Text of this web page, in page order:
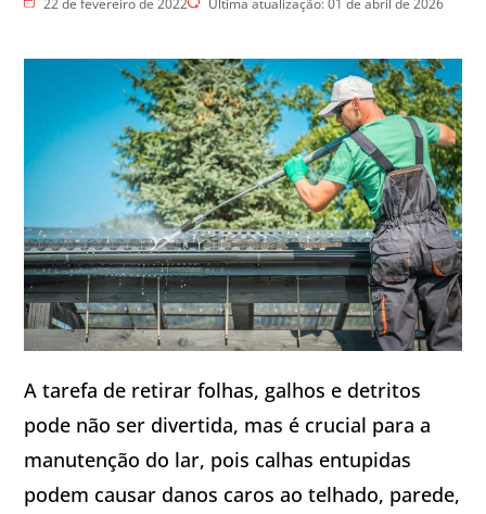
22 de fevereiro de 2022
Última atualização: 01 de abril de 2026
A tarefa de retirar folhas, galhos e detritos
pode não ser divertida, mas é crucial para a
manutenção do lar, pois calhas entupidas
podem causar danos caros ao telhado, parede,